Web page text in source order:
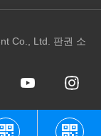
Co., Ltd. 판권 소